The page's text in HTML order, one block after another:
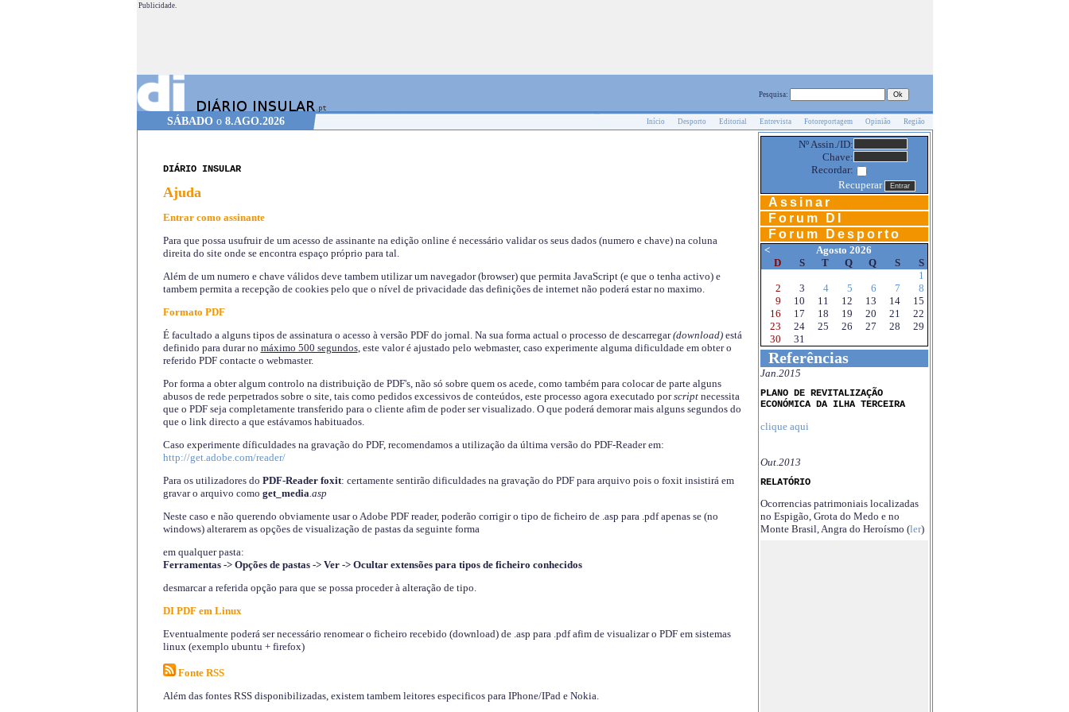
Publicidade.
Pesquisa:
SÁBADO o 8.AGO.2026 Início Desporto Editorial Entrevista Fotoreportagem Opinião Região
DIÁRIO INSULAR
Ajuda
Entrar como assinante
Para que possa usufruir de um acesso de assinante na edição online é necessário validar os seus dados (numero e chave) na coluna
direita do site onde se encontra espaço próprio para tal.
Além de um numero e chave válidos deve tambem utilizar um navegador (browser) que permita JavaScript (e que o tenha activo) e
tambem permita a recepção de cookies pelo que o nível de privacidade das definições de internet não poderá estar no maximo.
Formato PDF
É facultado a alguns tipos de assinatura o acesso à versão PDF do jornal. Na sua forma actual o processo de descarregar(download)está
definido para durar no máximo 500 segundos, este valor é ajustado pelo webmaster, caso experimente alguma dificuldade em obter o
referido PDF contacte o webmaster.
Por forma a obter algum controlo na distribuição de PDF's, não só sobre quem os acede, como também para colocar de parte alguns
abusos de rede perpetrados sobre o site, tais como pedidos excessivos de conteúdos, este processo agora executado porscriptnecessita
que o PDF seja completamente transferido para o cliente afim de poder ser visualizado. O que poderá demorar mais alguns segundos do
que o link directo a que estávamos habituados.
Caso experimente díficuldades na gravação do PDF, recomendamos a utilização da última versão do PDF-Reader em:
http://get.adobe.com/reader/
Para os utilizadores do PDF-Reader foxit: certamente sentirão dificuldades na gravação do PDF para arquivo pois o foxit insistirá em
gravar o arquivo como get_media.asp
Neste caso e não querendo obviamente usar o Adobe PDF reader, poderão corrigir o tipo de ficheiro de .asp para .pdf apenas se (no
windows) alterarem as opções de visualização de pastas da seguinte forma
em qualquer pasta:
Ferramentas -> Opções de pastas -> Ver -> Ocultar extensões para tipos de ficheiro conhecidos
desmarcar a referida opção para que se possa proceder à alteração de tipo.
DI PDF em Linux
Eventualmente poderá ser necessário renomear o ficheiro recebido (download) de .asp para .pdf afim de visualizar o PDF em sistemas
linux (exemplo ubuntu + firefox)
Fonte RSS
Além das fontes RSS disponibilizadas, existem tambem leitores especificos para IPhone/IPad e Nokia.
Nº Assin./ID:
Chave:
Recordar:
Recuperar
Assinar
Forum DI
Forum Desporto
<
Agosto 2026
D
S T Q Q S
S
1
2
3 4 5 6 7
8
9
10 11 12 13 14
15
16
17 18 19 20 21
22
23
24 25 26 27 28
29
30
31
Referências
Jan.2015
PLANO DE REVITALIZAÇÃO
ECONÓMICA DA ILHA TERCEIRA
clique aqui
Out.2013
RELATÓRIO
Ocorrencias patrimoniais localizadas
no Espigão, Grota do Medo e no
Monte Brasil, Angra do Heroísmo (ler)